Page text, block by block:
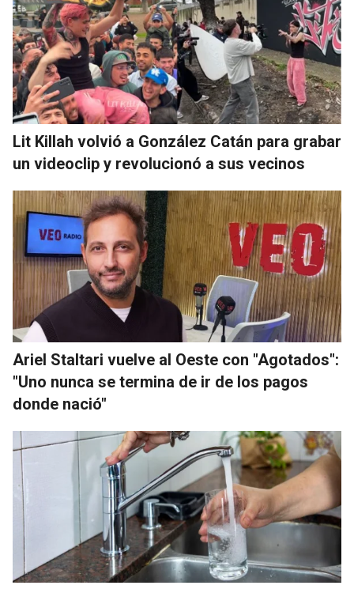
Lit Killah volvió a González Catán para grabar
un videoclip y revolucionó a sus vecinos
Ariel Staltari vuelve al Oeste con "Agotados":
"Uno nunca se termina de ir de los pagos
donde nació"